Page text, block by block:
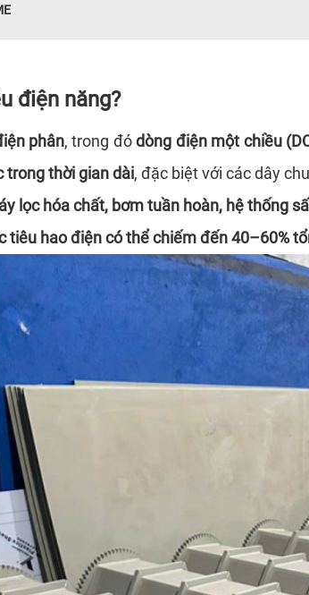
điện năng?
phân, trong đódòng điện một chiều
trong thời gian dài, đặc biệt với các dây
lọc hóa chất, bơm tuần hoàn, hệ thống
tiêu hao điện có thể chiếm đến 40–60%